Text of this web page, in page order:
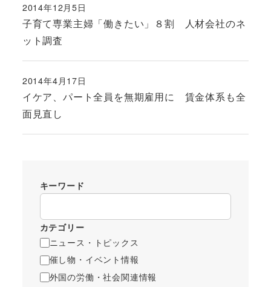
子育て専業主婦「働きたい」８割 人材会社のネ
ット調査
投稿日
2014年12月5日
イケア、パート全員を無期雇用に 賃金体系も全
面見直し
投稿日
2014年4月17日
キーワード
カテゴリー
ニュース・トピックス
催し物・イベント情報
外国の労働・社会関連情報